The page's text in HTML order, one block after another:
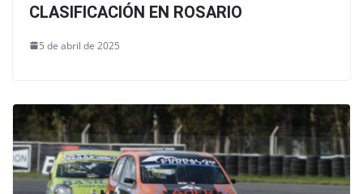
CLASIFICACIÓN EN ROSARIO
5 de abril de 2025